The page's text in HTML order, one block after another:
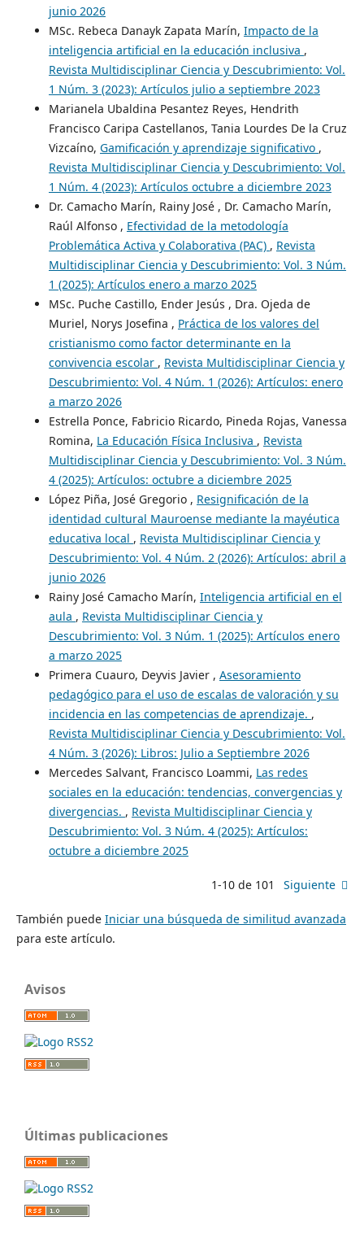
junio 2026
MSc. Rebeca Danayk Zapata Marín, Impacto de la
inteligencia artificial en la educación inclusiva ,
Revista Multidisciplinar Ciencia y Descubrimiento: Vol.
1 Núm. 3 (2023): Artículos julio a septiembre 2023
Marianela Ubaldina Pesantez Reyes, Hendrith
Francisco Caripa Castellanos, Tania Lourdes De la Cruz
Vizcaíno, Gamificación y aprendizaje significativo ,
Revista Multidisciplinar Ciencia y Descubrimiento: Vol.
1 Núm. 4 (2023): Artículos octubre a diciembre 2023
Dr. Camacho Marín, Rainy José , Dr. Camacho Marín,
Raúl Alfonso , Efectividad de la metodología
Problemática Activa y Colaborativa (PAC) , Revista
Multidisciplinar Ciencia y Descubrimiento: Vol. 3 Núm.
1 (2025): Artículos enero a marzo 2025
MSc. Puche Castillo, Ender Jesús , Dra. Ojeda de
Muriel, Norys Josefina , Práctica de los valores del
cristianismo como factor determinante en la
convivencia escolar , Revista Multidisciplinar Ciencia y
Descubrimiento: Vol. 4 Núm. 1 (2026): Artículos: enero
a marzo 2026
Estrella Ponce, Fabricio Ricardo, Pineda Rojas, Vanessa
Romina, La Educación Física Inclusiva , Revista
Multidisciplinar Ciencia y Descubrimiento: Vol. 3 Núm.
4 (2025): Artículos: octubre a diciembre 2025
López Piña, José Gregorio , Resignificación de la
identidad cultural Mauroense mediante la mayéutica
educativa local , Revista Multidisciplinar Ciencia y
Descubrimiento: Vol. 4 Núm. 2 (2026): Artículos: abril a
junio 2026
Rainy José Camacho Marín, Inteligencia artificial en el
aula , Revista Multidisciplinar Ciencia y
Descubrimiento: Vol. 3 Núm. 1 (2025): Artículos enero
a marzo 2025
Primera Cuauro, Deyvis Javier , Asesoramiento
pedagógico para el uso de escalas de valoración y su
incidencia en las competencias de aprendizaje. ,
Revista Multidisciplinar Ciencia y Descubrimiento: Vol.
4 Núm. 3 (2026): Libros: Julio a Septiembre 2026
Mercedes Salvant, Francisco Loammi, Las redes
sociales en la educación: tendencias, convergencias y
divergencias. , Revista Multidisciplinar Ciencia y
Descubrimiento: Vol. 3 Núm. 4 (2025): Artículos:
octubre a diciembre 2025
1-10 de 101 Siguiente
También puede Iniciar una búsqueda de similitud avanzada
para este artículo.
Avisos
Últimas publicaciones